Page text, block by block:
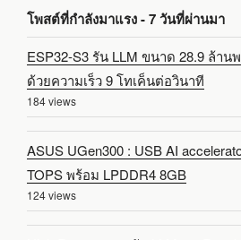
โพสต์ที่กำลังมาแรง - 7 วันที่ผ่านมา
ESP32-S3 รัน LLM ขนาด 28.9 ล้าน
ด้วยความเร็ว 9 โทเค็นต่อวินาที
184 views
ASUS UGen300 : USB AI
TOPS พร้อม LPDDR4 8GB
124 views